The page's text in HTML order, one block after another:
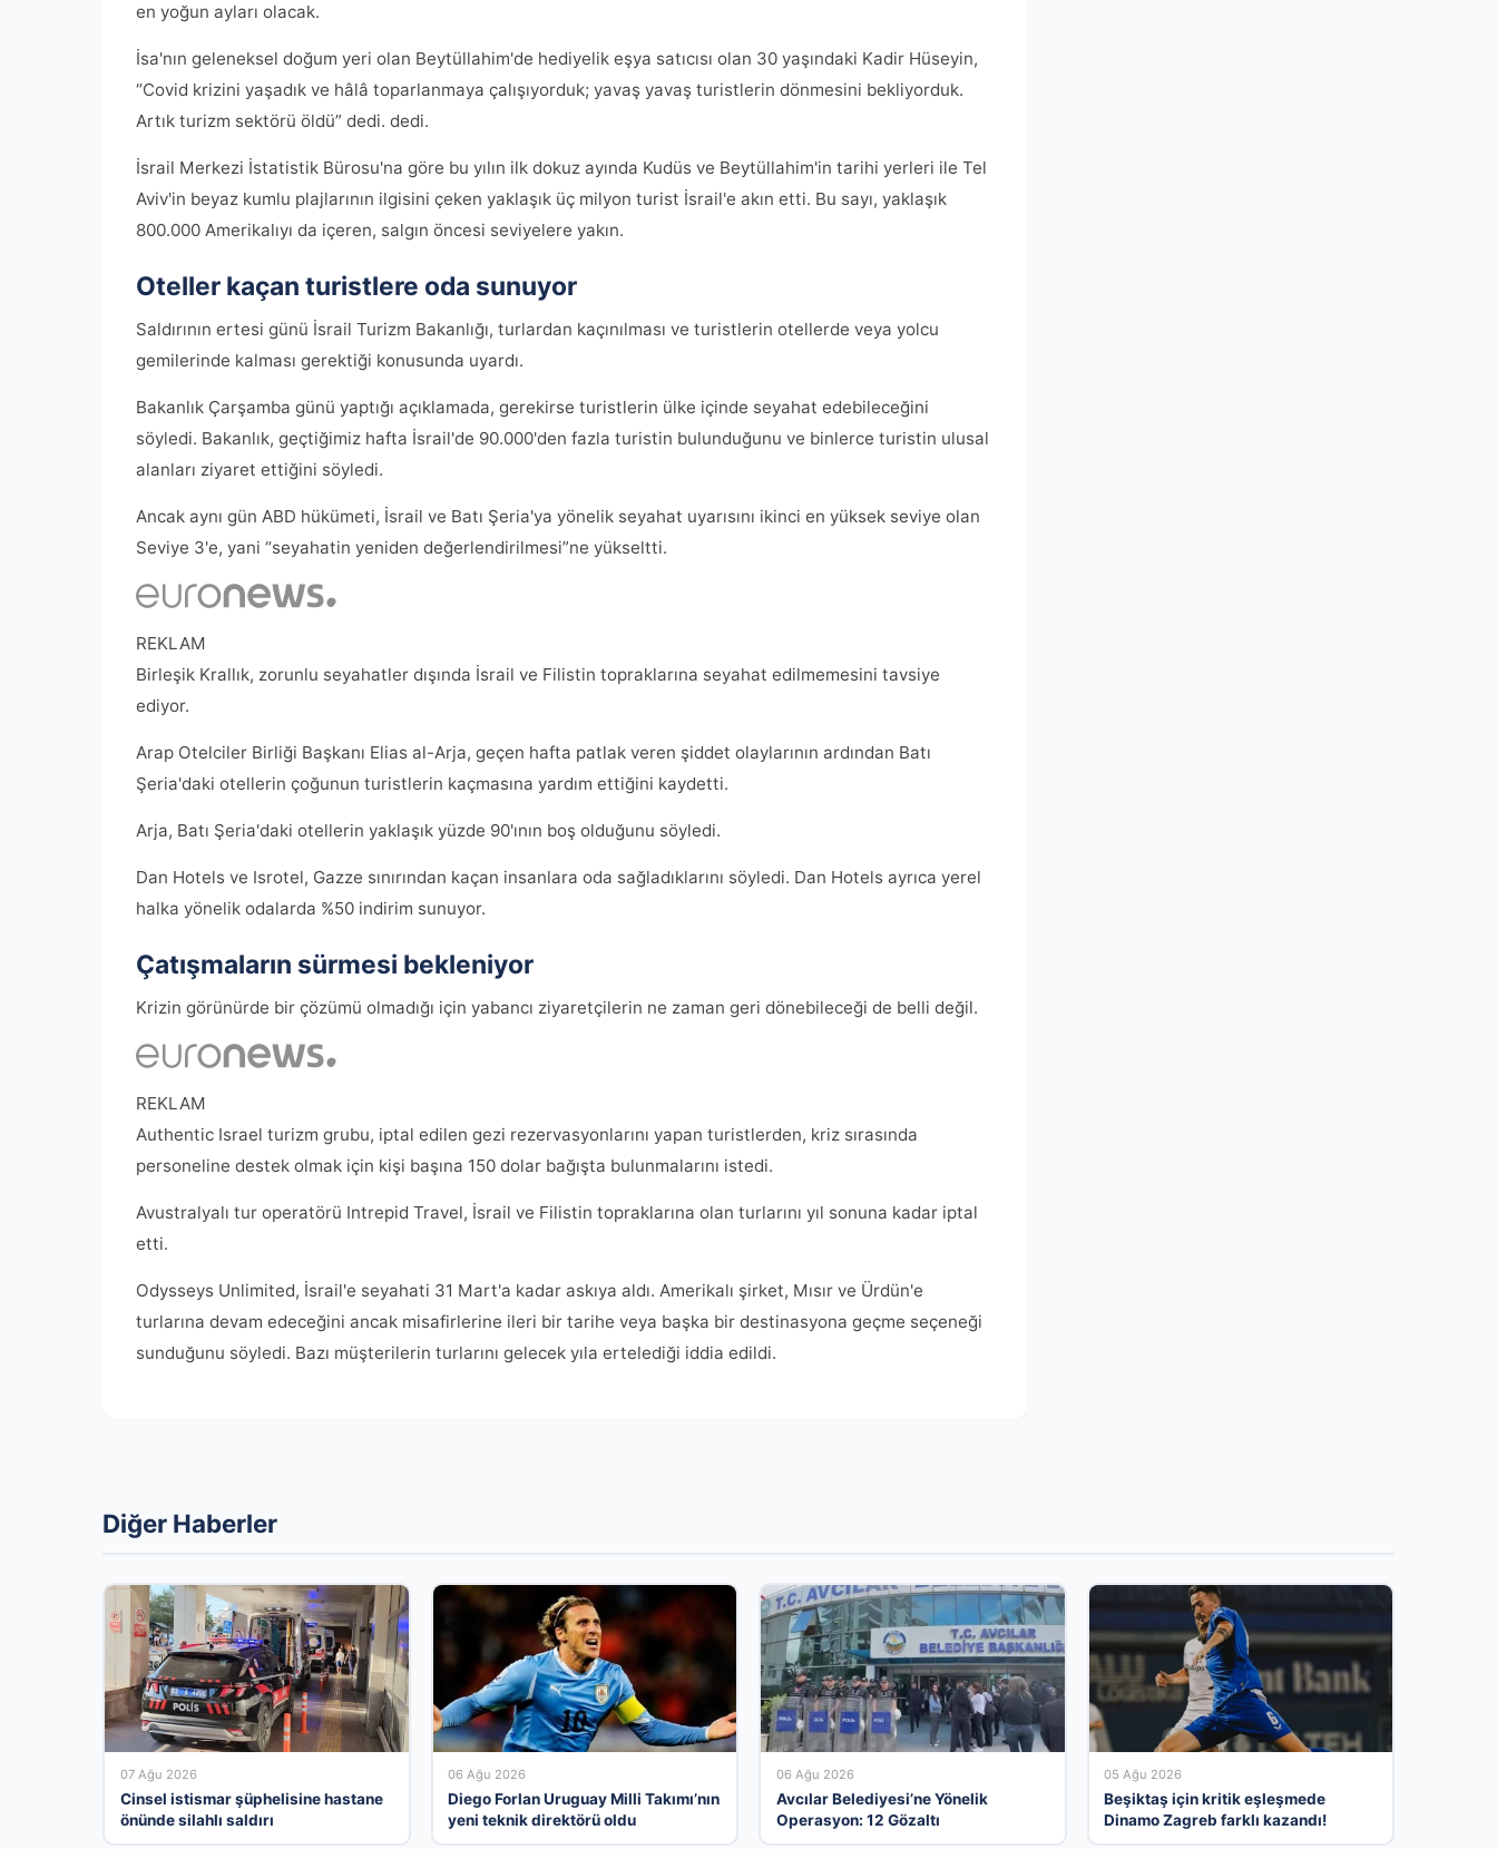
en yoğun ayları olacak.
İsa'nın geleneksel doğum yeri olan Beytüllahim'de hediyelik eşya satıcısı olan 30 yaşındaki Kadir Hüseyin,
“Covid krizini yaşadık ve hâlâ toparlanmaya çalışıyorduk; yavaş yavaş turistlerin dönmesini bekliyorduk.
Artık turizm sektörü öldü” dedi. dedi.
İsrail Merkezi İstatistik Bürosu'na göre bu yılın ilk dokuz ayında Kudüs ve Beytüllahim'in tarihi yerleri ile Tel
Aviv'in beyaz kumlu plajlarının ilgisini çeken yaklaşık üç milyon turist İsrail'e akın etti. Bu sayı, yaklaşık
800.000 Amerikalıyı da içeren, salgın öncesi seviyelere yakın.
Oteller kaçan turistlere oda sunuyor
Saldırının ertesi günü İsrail Turizm Bakanlığı, turlardan kaçınılması ve turistlerin otellerde veya yolcu
gemilerinde kalması gerektiği konusunda uyardı.
Bakanlık Çarşamba günü yaptığı açıklamada, gerekirse turistlerin ülke içinde seyahat edebileceğini
söyledi. Bakanlık, geçtiğimiz hafta İsrail'de 90.000'den fazla turistin bulunduğunu ve binlerce turistin ulusal
alanları ziyaret ettiğini söyledi.
Ancak aynı gün ABD hükümeti, İsrail ve Batı Şeria'ya yönelik seyahat uyarısını ikinci en yüksek seviye olan
Seviye 3'e, yani “seyahatin yeniden değerlendirilmesi”ne yükseltti.
REKLAM
Birleşik Krallık, zorunlu seyahatler dışında İsrail ve Filistin topraklarına seyahat edilmemesini tavsiye
ediyor.
Arap Otelciler Birliği Başkanı Elias al-Arja, geçen hafta patlak veren şiddet olaylarının ardından Batı
Şeria'daki otellerin çoğunun turistlerin kaçmasına yardım ettiğini kaydetti.
Arja, Batı Şeria'daki otellerin yaklaşık yüzde 90'ının boş olduğunu söyledi.
Dan Hotels ve Isrotel, Gazze sınırından kaçan insanlara oda sağladıklarını söyledi. Dan Hotels ayrıca yerel
halka yönelik odalarda %50 indirim sunuyor.
Çatışmaların sürmesi bekleniyor
Krizin görünürde bir çözümü olmadığı için yabancı ziyaretçilerin ne zaman geri dönebileceği de belli değil.
REKLAM
Authentic Israel turizm grubu, iptal edilen gezi rezervasyonlarını yapan turistlerden, kriz sırasında
personeline destek olmak için kişi başına 150 dolar bağışta bulunmalarını istedi.
Avustralyalı tur operatörü Intrepid Travel, İsrail ve Filistin topraklarına olan turlarını yıl sonuna kadar iptal
etti.
Odysseys Unlimited, İsrail'e seyahati 31 Mart'a kadar askıya aldı. Amerikalı şirket, Mısır ve Ürdün'e
turlarına devam edeceğini ancak misafirlerine ileri bir tarihe veya başka bir destinasyona geçme seçeneği
sunduğunu söyledi. Bazı müşterilerin turlarını gelecek yıla ertelediği iddia edildi.
Diğer Haberler
07 Ağu 2026
Cinsel istismar şüphelisine hastane
önünde silahlı saldırı
06 Ağu 2026
Diego Forlan Uruguay Milli Takımı’nın
yeni teknik direktörü oldu
06 Ağu 2026
Avcılar Belediyesi’ne Yönelik
Operasyon: 12 Gözaltı
05 Ağu 2026
Beşiktaş için kritik eşleşmede
Dinamo Zagreb farklı kazandı!